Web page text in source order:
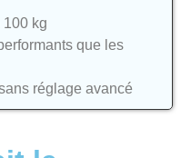
100 kg
que les
réglage avancé